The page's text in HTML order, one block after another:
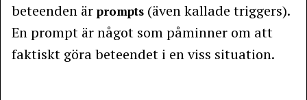
beteenden är prompts (även kallade triggers).
En prompt är något som påminner om att
faktiskt göra beteendet i en viss situation.